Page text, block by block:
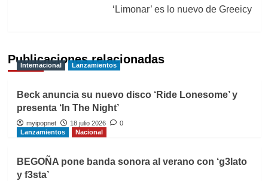
‘Limonar’ es lo nuevo de Greeicy
Publicaciones relacionadas
Internacional Lanzamientos
Beck anuncia su nuevo disco ‘Ride Lonesome’ y
presenta ‘In The Night’
myipopnet 18 julio 2026
0
Lanzamientos
Nacional
BEGOÑA pone banda sonora al verano con ‘g3lato
y f3sta’